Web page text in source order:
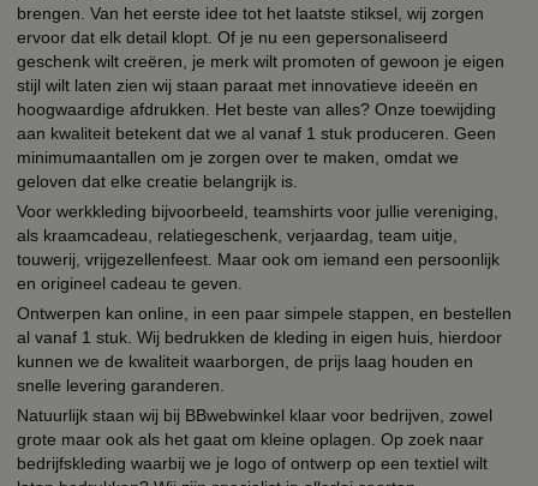
brengen. Van het eerste idee tot het laatste stiksel, wij zorgen
ervoor dat elk detail klopt. Of je nu een gepersonaliseerd
geschenk wilt creëren, je merk wilt promoten of gewoon je eigen
stijl wilt laten zien wij staan paraat met innovatieve ideeën en
hoogwaardige afdrukken. Het beste van alles? Onze toewijding
aan kwaliteit betekent dat we al vanaf 1 stuk produceren. Geen
minimumaantallen om je zorgen over te maken, omdat we
geloven dat elke creatie belangrijk is.
Voor werkkleding bijvoorbeeld, teamshirts voor jullie vereniging,
als kraamcadeau, relatiegeschenk, verjaardag, team uitje,
touwerij, vrijgezellenfeest. Maar ook om iemand een persoonlijk
en origineel cadeau te geven.
Ontwerpen kan online, in een paar simpele stappen, en bestellen
al vanaf 1 stuk. Wij bedrukken de kleding in eigen huis, hierdoor
kunnen we de kwaliteit waarborgen, de prijs laag houden en
snelle levering garanderen.
Natuurlijk staan wij bij BBwebwinkel klaar voor bedrijven, zowel
grote maar ook als het gaat om kleine oplagen. Op zoek naar
bedrijfskleding waarbij we je logo of ontwerp op een textiel wilt